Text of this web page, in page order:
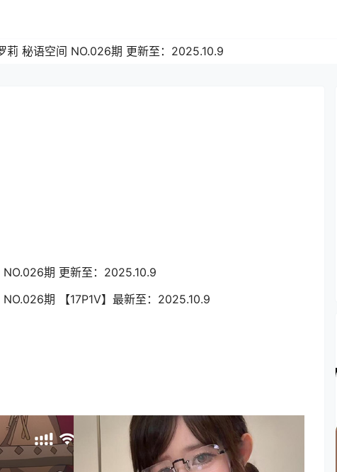
莉 秘语空间 NO.026期 更新至：2025.10.9
期 更新至：2025.10.9
期 【17P1V】最新至：2025.10.9